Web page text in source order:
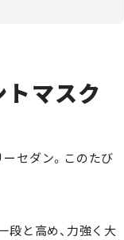
マスク
セダン。このたび
段と高め、力強く大